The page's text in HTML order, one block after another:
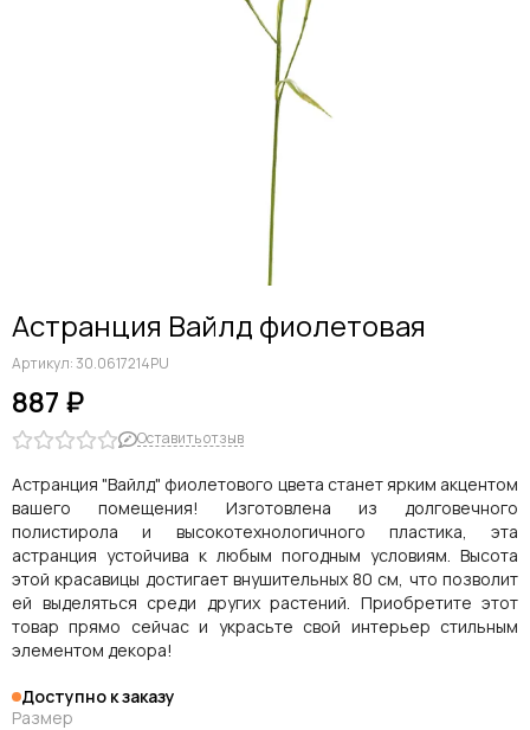
Ранункулюсы
Гладиолусы
Другие цветы
Космеи, ромашки
Астранция Вайлд фиолетовая
Артикул:30.0617214PU
887 ₽
Оставить отзыв
Астранция "Вайлд" фиолетового цвета станет ярким акцентом
вашего помещения! Изготовлена из долговечного
полистирола и высокотехнологичного пластика, эта
астранция устойчива к любым погодным условиям. Высота
этой красавицы достигает внушительных 80 см, что позволит
ей выделяться среди других растений. Приобретите этот
товар прямо сейчас и украсьте свой интерьер стильным
элементом декора!
Доступно к заказу
Размер